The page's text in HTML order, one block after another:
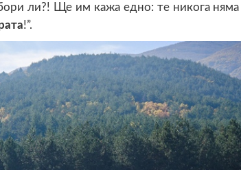
ли?! Ще им кажа едно: те никога няма
!”.